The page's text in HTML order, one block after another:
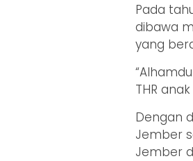
Pada
dibawa
yang
THR
Dengan
Jember
Jember